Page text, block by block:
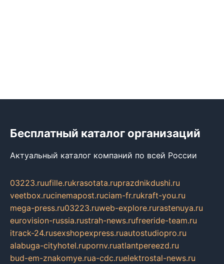
Бесплатный каталог организаций
Актуальный каталог компаний по всей России
03223.ruufille.rukrasotata.ruprazdnikdushi.ru
veetbox.rucinemapost.ruciam-fr.rukraft-you.ru
mega-press.ru03223.ruweb-explore.rurastenuya.ru
eurovision-russia.rustrah-news.rufreeride-team.ru
itrack-24.rusexshopexpress.ruautostudiopro.ru
alabuga-cityhotel.rupornv.ruatlantpereezd.ru
bud-em-znakomye.rua-cdc.ruelektrostal-news.ru